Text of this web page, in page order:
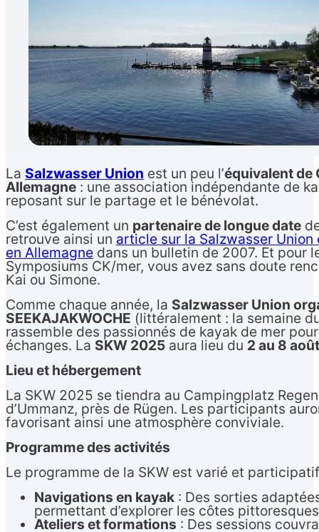
La Salzwasser Union est un peu l’équivalent de
Allemagne : une association indépendante de
reposant sur le partage et le bénévolat.
C’est également un partenaire de longue date
retrouve ainsi un article sur la Salzwasser Union
en Allemagne dans un bulletin de 2007. Et pour
Symposiums CK/mer, vous avez sans doute
Kai ou Simone.
Comme chaque année, la Salzwasser Union
SEEKAJAKWOCHE (littéralement : la semaine
rassemble des passionnés de kayak de mer
échanges. La SKW 2025 aura lieu du 2 au 8 août
Lieu et hébergement
La SKW 2025 se tiendra au Campingplatz
d’Ummanz, près de Rügen. Les participants
favorisant ainsi une atmosphère conviviale.
Programme des activités
Le programme de la SKW est varié et
Navigations en kayak : Des sorties
permettant d’explorer les côtes
Ateliers et formations : Des sessions